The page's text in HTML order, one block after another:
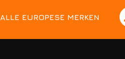
ALLE EUROPESE MERKEN